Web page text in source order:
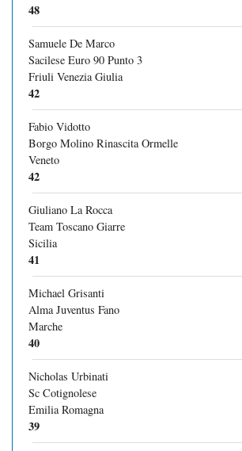
48
Samuele De Marco
Sacilese Euro 90 Punto 3
Friuli Venezia Giulia
42
Fabio Vidotto
Borgo Molino Rinascita Ormelle
Veneto
42
Giuliano La Rocca
Team Toscano Giarre
Sicilia
41
Michael Grisanti
Alma Juventus Fano
Marche
40
Nicholas Urbinati
Sc Cotignolese
Emilia Romagna
39